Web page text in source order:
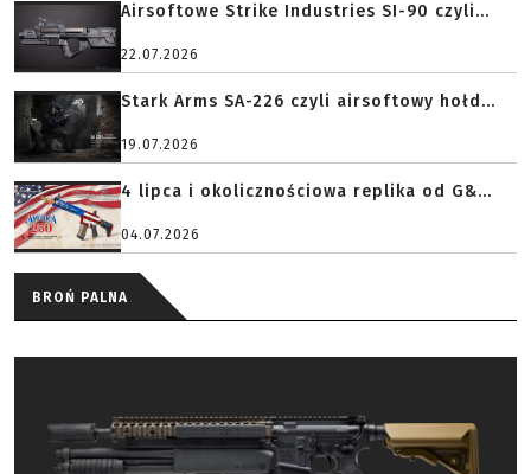
Airsoftowe Strike Industries SI-90 czyli...
22.07.2026
Stark Arms SA-226 czyli airsoftowy hołd...
19.07.2026
4 lipca i okolicznościowa replika od G&...
04.07.2026
BROŃ PALNA